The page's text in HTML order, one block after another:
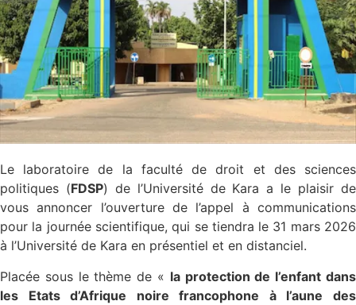
Le laboratoire de la faculté de droit et des sciences
politiques (FDSP) de l’Université de Kara a le plaisir de
vous annoncer l’ouverture de l’appel à communications
pour la journée scientifique, qui se tiendra le 31 mars 2026
à l’Université de Kara en présentiel et en distanciel.
Placée sous le thème de « la protection de l’enfant dans
les Etats d’Afrique noire francophone à l’aune des